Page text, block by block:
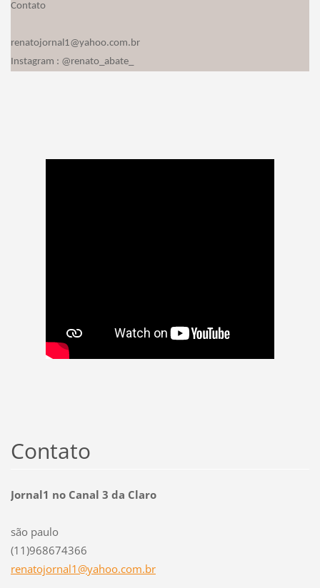
Contato
renatojornal1@yahoo.com.br
Instagram : @renato_abate_
Contato
Jornal1 no Canal 3 da Claro
são paulo
(11)968674366
renatojornal1@yahoo.com.br